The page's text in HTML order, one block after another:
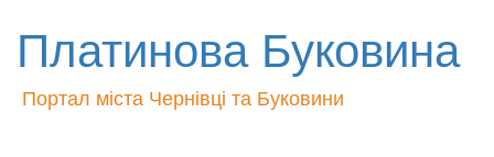
Платинова Буковина
Портал міста Чернівці та Буковини